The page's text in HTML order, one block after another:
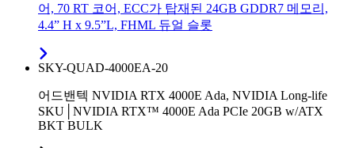
어, 70 RT 코어, ECC가 탑재된 24GB GDDR7 메모리,
4.4” H x 9.5”L, FHML 듀얼 슬롯
SKY-QUAD-4000EA-20
어드밴텍 NVIDIA RTX 4000E Ada, NVIDIA Long-life
SKU│NVIDIA RTX™ 4000E Ada PCIe 20GB w/ATX
BKT BULK